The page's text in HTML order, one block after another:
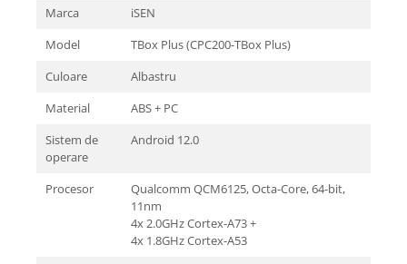
Marca
iSEN
Model
TBox Plus (CPC200-TBox Plus)
Culoare
Albastru
Material
ABS + PC
Sistem de
operare
Android 12.0
Procesor
Qualcomm QCM6125, Octa-Core, 64-bit,
11nm
4x 2.0GHz Cortex-A73 +
4x 1.8GHz Cortex-A53